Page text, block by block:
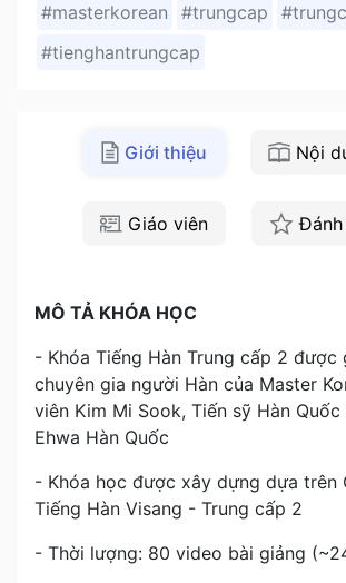
#masterkorean #trungcap
#tienghantrungcap
Giới thiệu Nội
Giáo viên Đánh
MÔ TẢ KHÓA HỌC
- Khóa Tiếng Hàn Trung cấp 2 được
chuyên gia người Hàn của Master
viên Kim Mi Sook, Tiến sỹ Hàn
Ehwa Hàn Quốc
- Khóa học được xây dựng dựa trên
Tiếng Hàn Visang - Trung cấp 2
- Thời lượng: 80 video bài giảng